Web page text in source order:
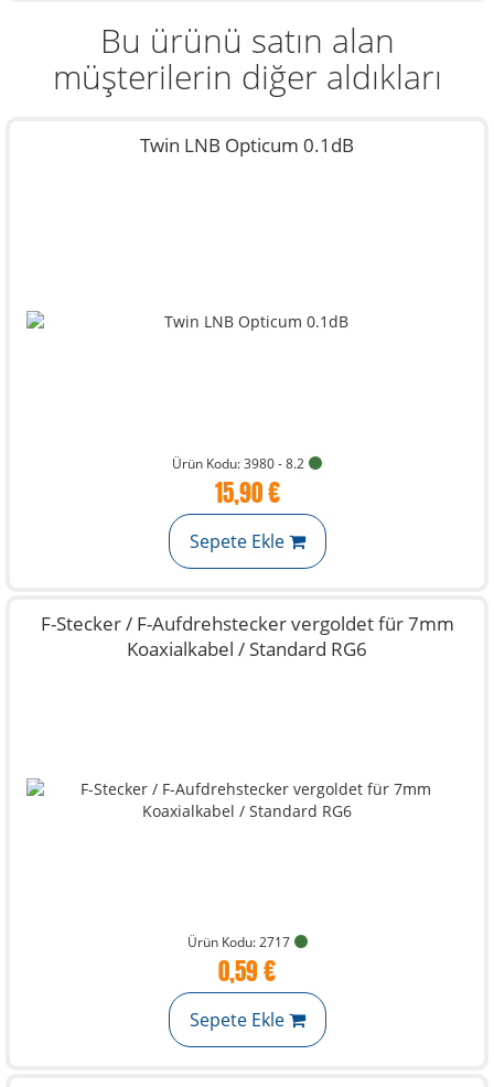
Bu ürünü satın alan
müşterilerin diğer aldıkları
Twin LNB Opticum 0.1dB
Ürün Kodu: 3980 - 8.2
15,90 €
Sepete Ekle
F-Stecker / F-Aufdrehstecker vergoldet für 7mm
Koaxialkabel / Standard RG6
Ürün Kodu: 2717
0,59 €
Sepete Ekle